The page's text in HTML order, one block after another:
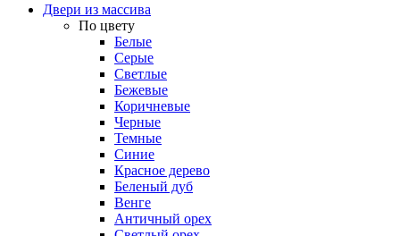
Двери из массива
По цвету
Белые
Серые
Светлые
Бежевые
Коричневые
Черные
Темные
Синие
Красное дерево
Беленый дуб
Венге
Античный орех